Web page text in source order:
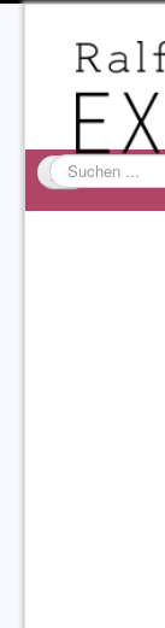
Suchen
...